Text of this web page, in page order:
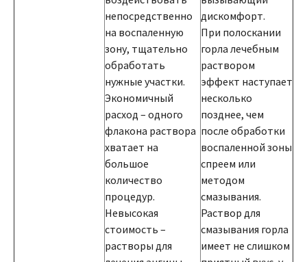
непосредственно
на воспаленную
зону, тщательно
обработать
нужные участки.
Экономичный
расход – одного
флакона раствора
хватает на
большое
количество
процедур.
Невысокая
стоимость –
растворы для
дискомфорт.
При полоскании
горла лечебным
раствором
эффект наступает
несколько
позднее, чем
после обработки
воспаленной зоны
спреем или
методом
смазывания.
Раствор для
смазывания горла
имеет не слишком